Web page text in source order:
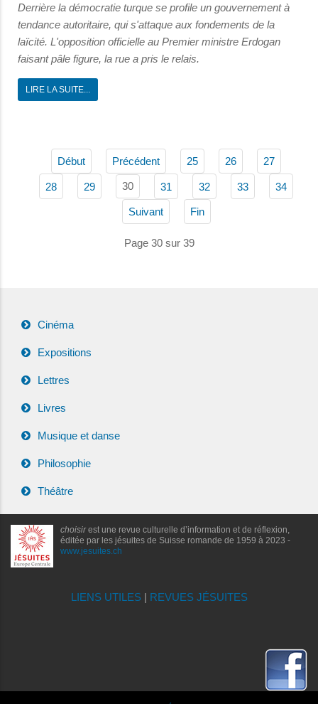
Derrière la démocratie turque se profile un gouvernement à
tendance autoritaire, qui s'attaque aux fondements de la
laïcité. L'opposition officielle au Premier ministre Erdogan
faisant pâle figure, la rue a pris le relais.
LIRE LA SUITE...
Début Précédent 25 26 27
28 29 30 31 32 33 34
Suivant Fin
Page 30 sur 39
Cinéma
Expositions
Lettres
Livres
Musique et danse
Philosophie
Théâtre
choisirest une revue culturelle d’information et de réflexion,
éditée par les jésuites de Suisse romande de 1959 à 2023 -
www.jesuites.ch
LIENS UTILES| REVUES JÉSUITES